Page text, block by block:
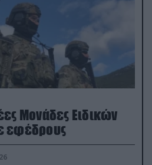
Μονάδες Ειδικών
εφέδρους